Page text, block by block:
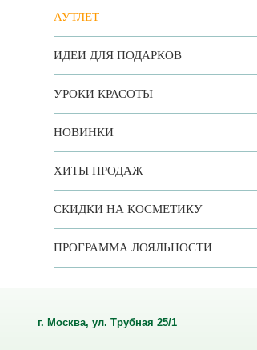
АУТЛЕТ
ИДЕИ ДЛЯ ПОДАРКОВ
УРОКИ КРАСОТЫ
НОВИНКИ
ХИТЫ ПРОДАЖ
СКИДКИ НА КОСМЕТИКУ
ПРОГРАММА ЛОЯЛЬНОСТИ
г. Москва, ул. Трубная 25/1